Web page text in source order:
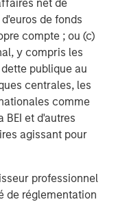
net de
de fonds
compte ; ou (c)
y compris les
publique au
centrales, les
comme
BEI et d'autres
agissant pour
professionnel
de réglementation